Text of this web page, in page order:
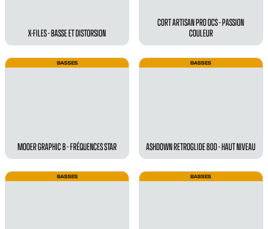
X-FILES - BASSE ET DISTORSION
CORT ARTISAN PRO OCS - PASSION
COULEUR
BASSES
MOOER GRAPHIC B - FRÉQUENCES STAR
BASSES
ASHDOWN RETROGLIDE 800 - HAUT NIVEAU
BASSES BASSES